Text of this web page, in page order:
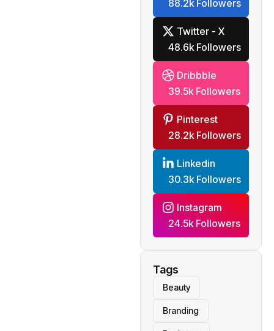
88.2k Followers
Twitter - X
48.6k Followers
Dribbble
39.5k Followers
Pinterest
28.2k Followers
Linkedin
30.3k Followers
Instagram
24.5k Followers
Tags
Beauty
Branding